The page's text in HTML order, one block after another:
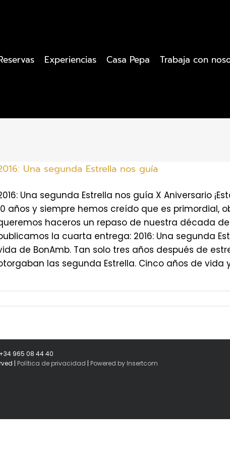
Experiencias Casa Pepa Trabaja con
Una segunda Estrella nos guía
Una segunda Estrella nos guía X Aniversario
años y siempre hemos creído que es primordial,
haceros un repaso de nuestra década
la cuarta entrega: 2016: Una segunda
de BonAmb. Tan solo tres años después de
las segunda Estrella. Cinco años de vida
965 08 44 40
| Política de privacidad | Powered by Insertcom